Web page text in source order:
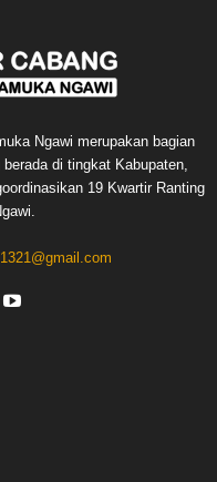
Ngawi merupakan bagian
di tingkat Kabupaten,
19 Kwartir Ranting